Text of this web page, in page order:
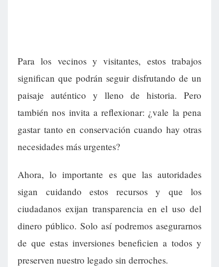
Para los vecinos y visitantes, estos trabajos
significan que podrán seguir disfrutando de un
paisaje auténtico y lleno de historia. Pero
también nos invita a reflexionar: ¿vale la pena
gastar tanto en conservación cuando hay otras
necesidades más urgentes?
Ahora, lo importante es que las autoridades
sigan cuidando estos recursos y que los
ciudadanos exijan transparencia en el uso del
dinero público. Solo así podremos asegurarnos
de que estas inversiones beneficien a todos y
preserven nuestro legado sin derroches.